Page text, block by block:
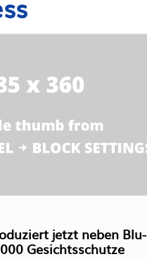
jetzt neben Blu-
Gesichtsschutze